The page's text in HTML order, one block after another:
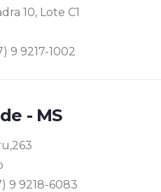
10, Lote C1
9 9217-1002
- MS
9 9218-6083